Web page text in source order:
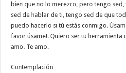
bien que no lo merezco, pero tengo
sed de hablar de ti, tengo sed de que
puedo hacerlo si tú estás conmigo.
favor úsame!. Quiero ser tu herramienta
amo. Te amo.
Contemplación